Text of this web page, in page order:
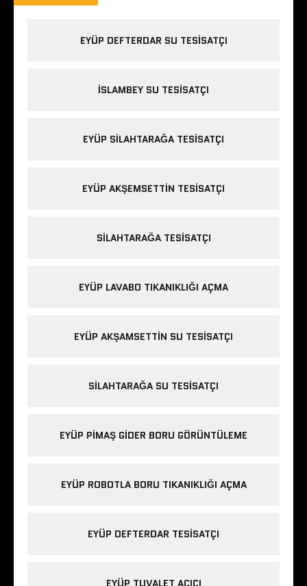
EYÜP DEFTERDAR SU TESISATÇI
İSLAMBEY SU TESISATÇI
EYÜP SILAHTARAĞA TESISATÇI
EYÜP AKŞEMSETTIN TESISATÇI
SILAHTARAĞA TESISATÇI
EYÜP LAVABO TIKANIKLIĞI AÇMA
EYÜP AKŞAMSETTIN SU TESISATÇI
SILAHTARAĞA SU TESISATÇI
EYÜP PIMAŞ GIDER BORU GÖRÜNTÜLEME
EYÜP ROBOTLA BORU TIKANIKLIĞI AÇMA
EYÜP DEFTERDAR TESISATÇI